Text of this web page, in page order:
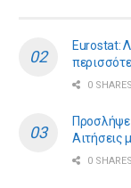
Eurostat:
0 SHARES
Αιτήσεις
0 SHARES